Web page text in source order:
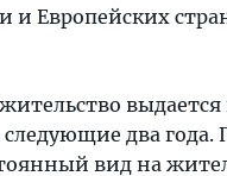
и Европейских
выдается
два года.
вид на